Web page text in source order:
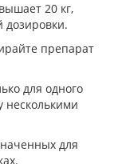
20 кг,
препарат
для одного
несколькими
для